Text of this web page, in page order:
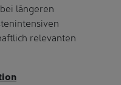
längeren
relevanten